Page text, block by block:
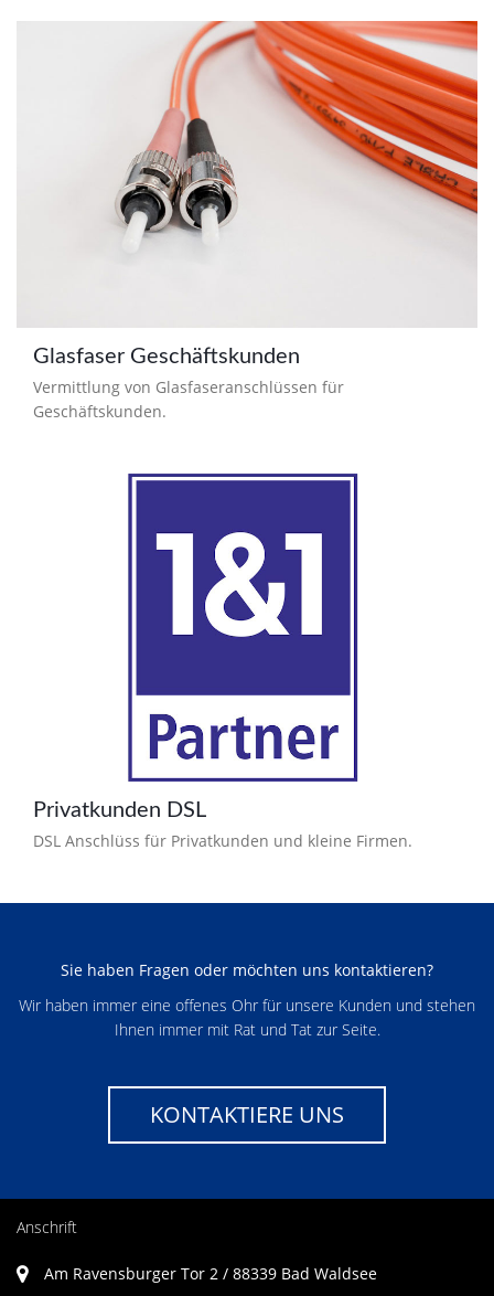
Glasfaser Geschäftskunden
Vermittlung von Glasfaseranschlüssen für
Geschäftskunden.
Privatkunden DSL
DSL Anschlüss für Privatkunden und kleine Firmen.
Sie haben Fragen oder möchten uns kontaktieren?
Wir haben immer eine offenes Ohr für unsere Kunden und stehen
Ihnen immer mit Rat und Tat zur Seite.
KONTAKTIERE UNS
Anschrift
Am Ravensburger Tor 2 / 88339 Bad Waldsee